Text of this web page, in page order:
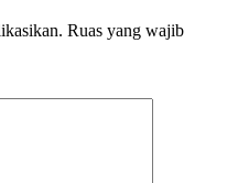
Ruas yang wajib